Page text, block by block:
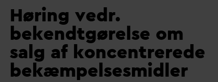
Høring vedr.
bekendtgørelse om
salg af koncentrerede
bekæmpelsesmidler